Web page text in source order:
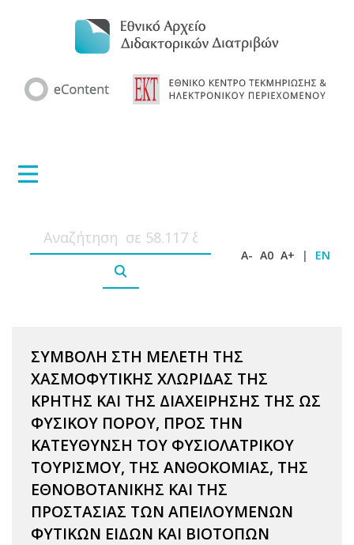
A- A0 A+ | EN
ΣΥΜΒΟΛΗ ΣΤΗ ΜΕΛΕΤΗ ΤΗΣ
ΧΑΣΜΟΦΥΤΙΚΗΣ ΧΛΩΡΙΔΑΣ ΤΗΣ
ΚΡΗΤΗΣ ΚΑΙ ΤΗΣ ΔΙΑΧΕΙΡΗΣΗΣ ΤΗΣ ΩΣ
ΦΥΣΙΚΟΥ ΠΟΡΟΥ, ΠΡΟΣ ΤΗΝ
ΚΑΤΕΥΘΥΝΣΗ ΤΟΥ ΦΥΣΙΟΛΑΤΡΙΚΟΥ
ΤΟΥΡΙΣΜΟΥ, ΤΗΣ ΑΝΘΟΚΟΜΙΑΣ, ΤΗΣ
ΕΘΝΟΒΟΤΑΝΙΚΗΣ ΚΑΙ ΤΗΣ
ΠΡΟΣΤΑΣΙΑΣ ΤΩΝ ΑΠΕΙΛΟΥΜΕΝΩΝ
ΦΥΤΙΚΩΝ ΕΙΔΩΝ ΚΑΙ ΒΙΟΤΟΠΩΝ